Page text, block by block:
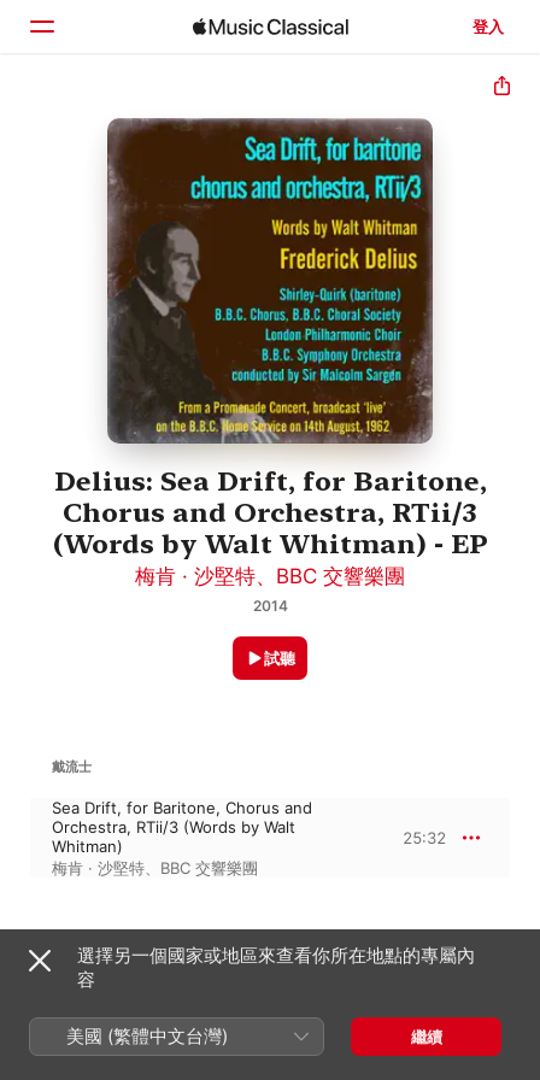
登入
首頁
瀏覽
搜尋
Delius: Sea Drift, for Baritone,
Chorus and Orchestra, RTii/3
(Words by Walt Whitman) - EP
梅肯 · 沙堅特、 BBC 交響樂團
2014
試聽
戴流士
Sea Drift, for Baritone, Chorus and
Orchestra, RTii/3 (Words by Walt
Whitman)
梅肯 · 沙堅特、 BBC 交響樂團
25:32
1 首曲目・25 分鐘
℗ 2014 DigitalGramophone.com
唱片公司
The Digital Gramophone
選擇另一個國家或地區來查看你所在地點的專屬內
容
美國 (繁體中文台灣) 繼續